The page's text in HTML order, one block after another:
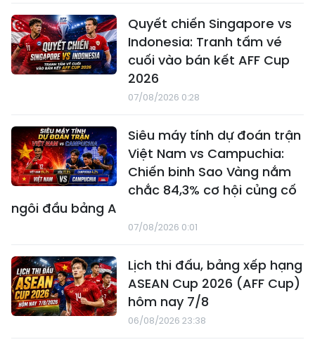
Quyết chiến Singapore vs
Indonesia: Tranh tấm vé
cuối vào bán kết AFF Cup
2026
07/08/2026 0:28
Siêu máy tính dự đoán trận
Việt Nam vs Campuchia:
Chiến binh Sao Vàng nắm
chắc 84,3% cơ hội củng cố
ngôi đầu bảng A
07/08/2026 0:01
Lịch thi đấu, bảng xếp hạng
ASEAN Cup 2026 (AFF Cup)
hôm nay 7/8
06/08/2026 23:38